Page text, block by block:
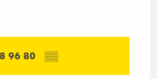
96 80 ▒▒